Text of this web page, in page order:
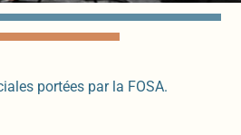
portées par la FOSA.